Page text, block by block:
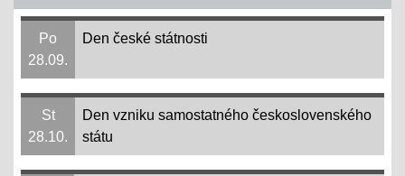
Po
28.09.
Den české státnosti
St
28.10.
Den vzniku samostatného československého
státu